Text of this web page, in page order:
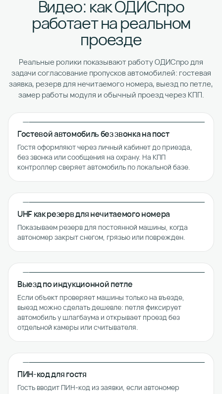
Видео: как ОДИСпро
работает на реальном
проезде
Реальные ролики показывают работу ОДИСпро для
задачи согласование пропусков автомобилей: гостевая
заявка, резерв для нечитаемого номера, выезд по петле,
замер работы модуля и обычный проезд через КПП.
Гостевой автомобиль без звонка на пост
Гостя оформляют через личный кабинет до приезда,
без звонка или сообщения на охрану. На КПП
контроллер сверяет автомобиль по локальной базе.
UHF как резерв для нечитаемого номера
Показываем резерв для постоянной машины, когда
автономер закрыт снегом, грязью или поврежден.
Выезд по индукционной петле
Если объект проверяет машины только на въезде,
выезд можно сделать дешевле: петля фиксирует
автомобиль у шлагбаума и открывает проезд без
отдельной камеры или считывателя.
ПИН-код для гостя
Гость вводит ПИН-код из заявки, если автономер